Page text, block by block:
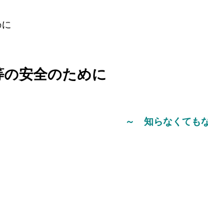
安全のために
～ 知らなくても